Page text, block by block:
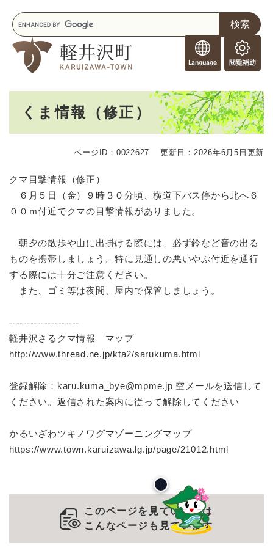
o
r
e
i
n
s
閲
覧
助
キ
ー
ワ
くま情報（修正）
ページID：0022627 更新日：2026年6月5日更新
クマ目撃情報（修正）
６月５日（金）９時３０分頃、横道下バス停から北へ６
００ｍ付近でクマの目撃情報がありました。
朝夕の散歩や山に出掛ける際には、必ず鈴など音の出る
ものを携帯しましょう。特に見通しの悪いやぶ付近を通行
する際には十分ご注意ください。
また、ゴミ等は夜間、屋内で保管しましょう。
--------------------
軽井沢さるクマ情報 マップ
http://www.thread.ne.jp/kta2/sarukuma.html
登録解除：karu.kuma_bye@mpme.jp 空メールを送信して
ください。返信された案内に従って解除してください
かるいざわツキノワグマゾーニングマップ
https://www.town.karuizawa.lg.jp/page/21012.html
このページを見ている人は
こんなページも見ています